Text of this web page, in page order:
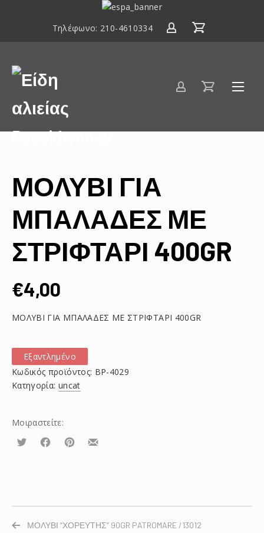
ΕΣΠΑ
2020
Τηλέφωνο: 210-4610334
Είδη
αλιείας
Poseidwnn.gr
ΜΟΛΥΒΙ ΓΙΑ
ΜΠΑΛΑΔΕΣ ΜΕ
ΣΤΡΙΦΤΑΡΙ 400GR
€4,00
ΜΟΛΥΒΙ ΓΙΑ ΜΠΑΛΑΔΕΣ ΜΕ ΣΤΡΙΦΤΑΡΙ 400GR
Εξαντλημένο
Κωδικός προϊόντος: ΒΡ-4029
Κατηγορία: uncat
Μοιραστείτε:
Τουίτα ΜοιραστείτεΜοιραστείτεΜοιραστείτε
ΜΟΛΥΒΙ “ΧΟΡΕΥΤΗΣ” 90GR PATROMARE /13012